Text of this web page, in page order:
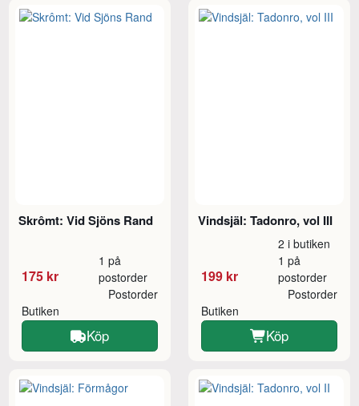
Skrômt: Vid Sjöns Rand
175 kr
1 på
postorder
Butiken
Postorder
Köp
Vindsjäl: Tadonro, vol III
199 kr
2 i butiken
1 på
postorder
Butiken
Postorder
Köp